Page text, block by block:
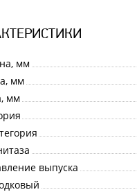
мм
мм
мм
выпуска